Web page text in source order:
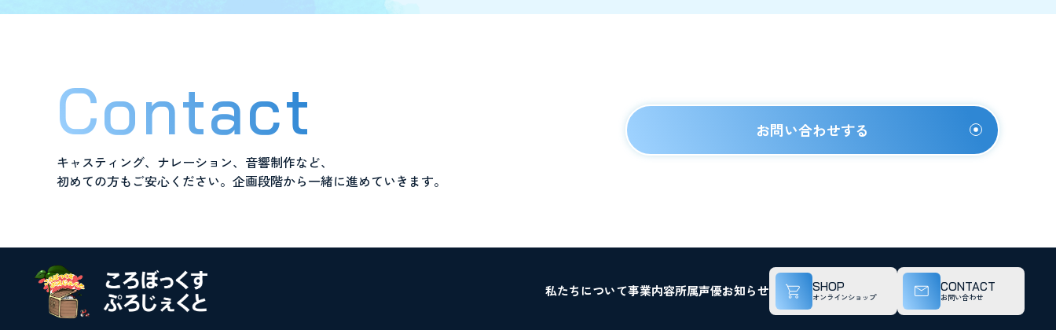
Contact
キャスティング、ナレーション、音響制作など、
初めての方もご安心ください。企画段階から一緒に進めていきます。
お問い合わせする
私たちについて事業内容所属声優お知らせ SHOP
オンラインショップ
CONTACT
お問い合わせ